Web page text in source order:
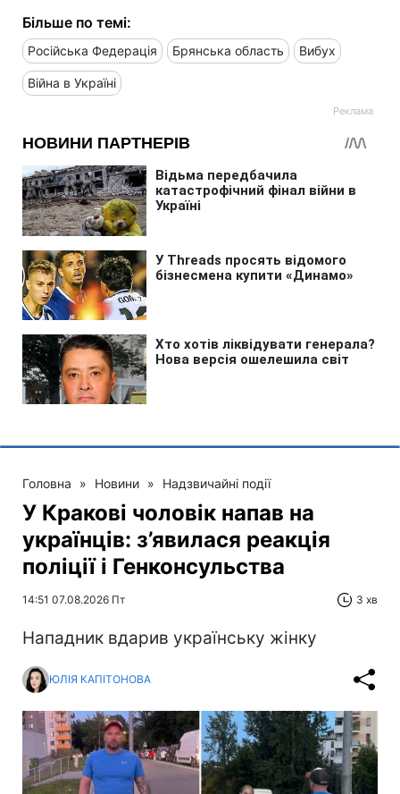
Більше по темі:
Російська Федерація Брянська область Вибух
Війна в Україні
Головна » Новини » Надзвичайні події
У Кракові чоловік напав на
українців: з’явилася реакція
поліції і Генконсульства
14:51 07.08.2026 Пт 3 хв
Нападник вдарив українську жінку
ЮЛІЯ КАПІТОНОВА